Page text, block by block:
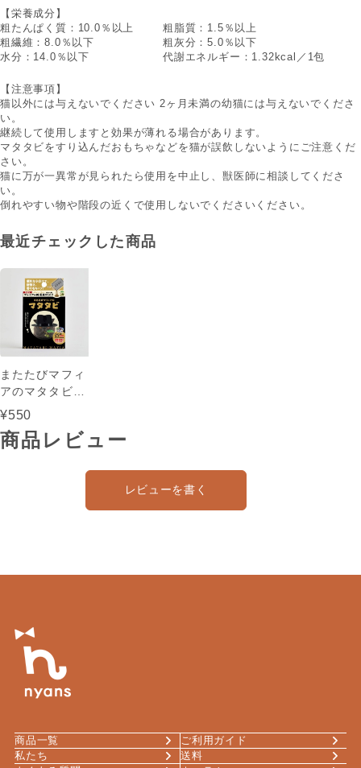
【栄養成分】
粗たんぱく質：10.0％以上
粗脂質：1.5％以上
粗繊維：8.0％以下
粗灰分：5.0％以下
水分：14.0％以下
代謝エネルギー：1.32kcal／1包
【注意事項】
猫以外には与えないでください 2ヶ月未満の幼猫には与えないでくださ
い。
継続して使用しますと効果が薄れる場合があります。
マタタビをすり込んだおもちゃなどを猫が誤飲しないようにご注意くだ
さい。
猫に万が一異常が見られたら使用を中止し、獣医師に相談してくださ
い。
倒れやすい物や階段の近くで使用しないでくださいください。
最近チェックした商品
またたびマフィ
アのマタタビ
【国産】
¥550
商品レビュー
レビューを書く
商品一覧
ご利用ガイド
私たち
送料